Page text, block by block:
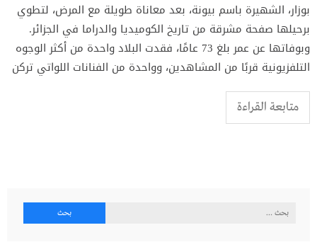
بوزار، الشهيرة باسم بيونة، بعد معاناة طويلة مع المرض، لتطوي
برحيلها صفحة مشرقة من تاريخ الكوميديا والدراما في الجزائر.
وبوفاتها عن عمر بلغ 73 عامًا، فقدت البلاد واحدة من أكثر الوجوه
التلفزيونية قربًا من المشاهدين، وواحدة من الفنانات اللواتي تركن
متابعة القراءة
البحث